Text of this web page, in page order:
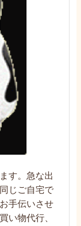
す。急な出
じご自宅で
手伝いさせ
い物代行、